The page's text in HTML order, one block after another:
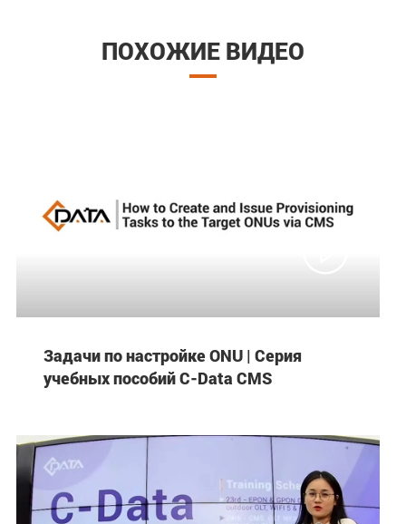
ПОХОЖИЕ ВИДЕО
Задачи по настройке ONU | Серия
учебных пособий C-Data CMS